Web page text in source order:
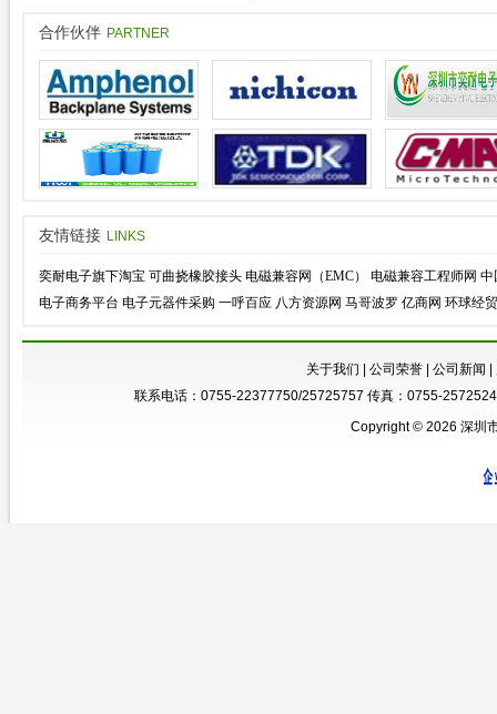
合作伙伴 PARTNER
友情链接 LINKS
奕耐电子旗下淘宝 可曲挠橡胶接头 电磁兼容网（EMC） 电磁兼容工程师网 中
电子商务平台 电子元器件采购 一呼百应 八方资源网 马哥波罗 亿商网 环球经
关于我们 |公司荣誉 |公司新闻
联系电话：0755-22377750/25725757 传真：0755-
Copyright © 2026 深圳